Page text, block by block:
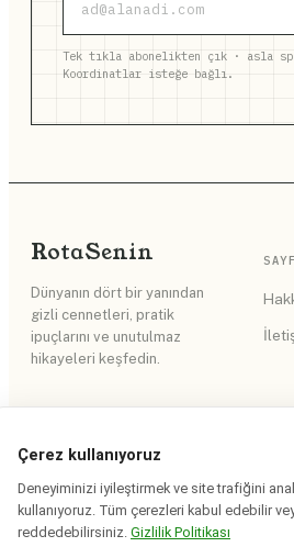
Tek tıkla abonelikten çık · asla
Koordinatlar isteğe bağlı.
RotaSenin
Dünyanın dört bir yanından
gizli cennetleri, pratik
ipuçlarını ve unutulmaz
hikayeleri keşfedin.
RSS Akışı
Site Haritası
Çerez kullanıyoruz
Deneyiminizi iyileştirmek ve site trafiğini
kullanıyoruz. Tüm çerezleri kabul edebilir
reddedebilirsiniz. Gizlilik Politikası